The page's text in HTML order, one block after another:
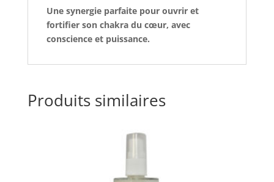
Une synergie parfaite pour ouvrir et
fortifier son chakra du cœur, avec
conscience et puissance.
Produits similaires